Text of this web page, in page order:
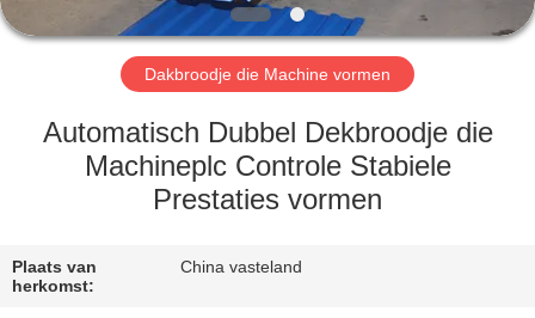
FABRIEKSTOCHT
KWALITEITSCONTROLE
PRIVACYBELEID
Dakbroodje die Machine vormen
Automatisch Dubbel Dekbroodje die
Machineplc Controle Stabiele
Prestaties vormen
Plaats van
herkomst:
China vasteland